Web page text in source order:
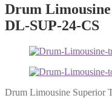
Drum
DL-SUP-24-CS
Drum Limousine Superior